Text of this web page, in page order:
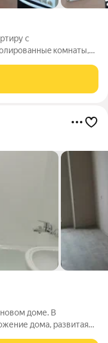
с
комнаты,
коридор,
новом доме. В
дома, развитая